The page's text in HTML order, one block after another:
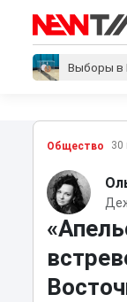
Выборы в
Общество 30